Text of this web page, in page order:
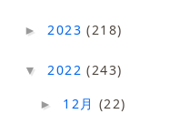
► 2023(218)
▼ 2022(243)
► 12月 (22)